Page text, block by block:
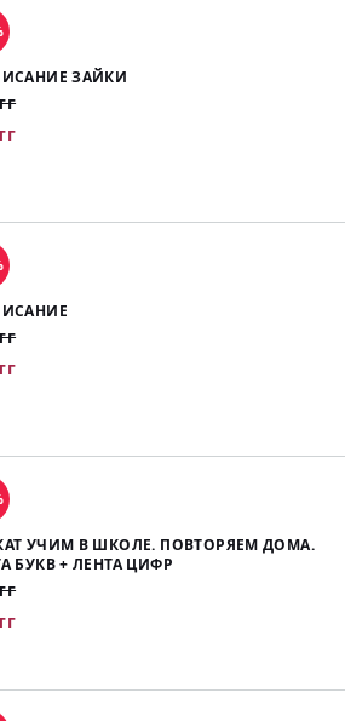
ЗАЙКИ
УЧИМ В ШКОЛЕ. ПОВТОРЯЕМ ДОМА.
БУКВ + ЛЕНТА ЦИФР